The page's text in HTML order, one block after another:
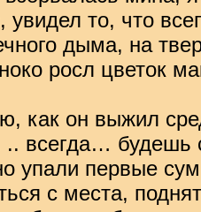
увидел то, что
дыма, на
росл цветок
как он выжил
.. всегда…
упали первые
с места,